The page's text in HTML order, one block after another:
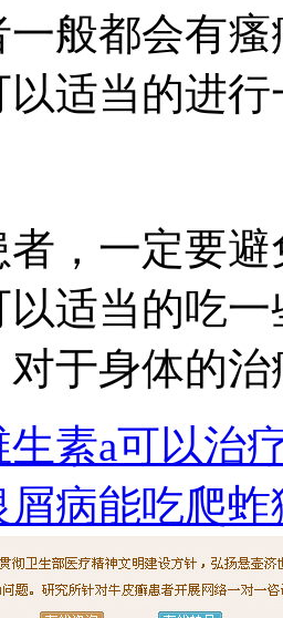
一般都会有
适当的进
，一定要
以适当的吃
于身体的
生素a可以治
屑病能吃爬蚱